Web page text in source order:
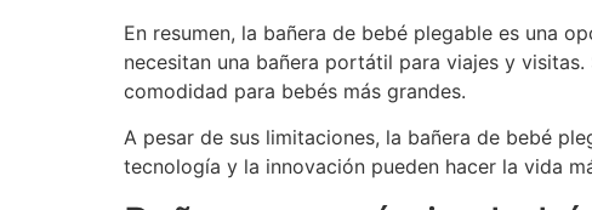
En resumen, la bañera de bebé plegable es una
necesitan una bañera portátil para viajes y
comodidad para bebés más grandes.
A pesar de sus limitaciones, la bañera de bebé
tecnología y la innovación pueden hacer la vida